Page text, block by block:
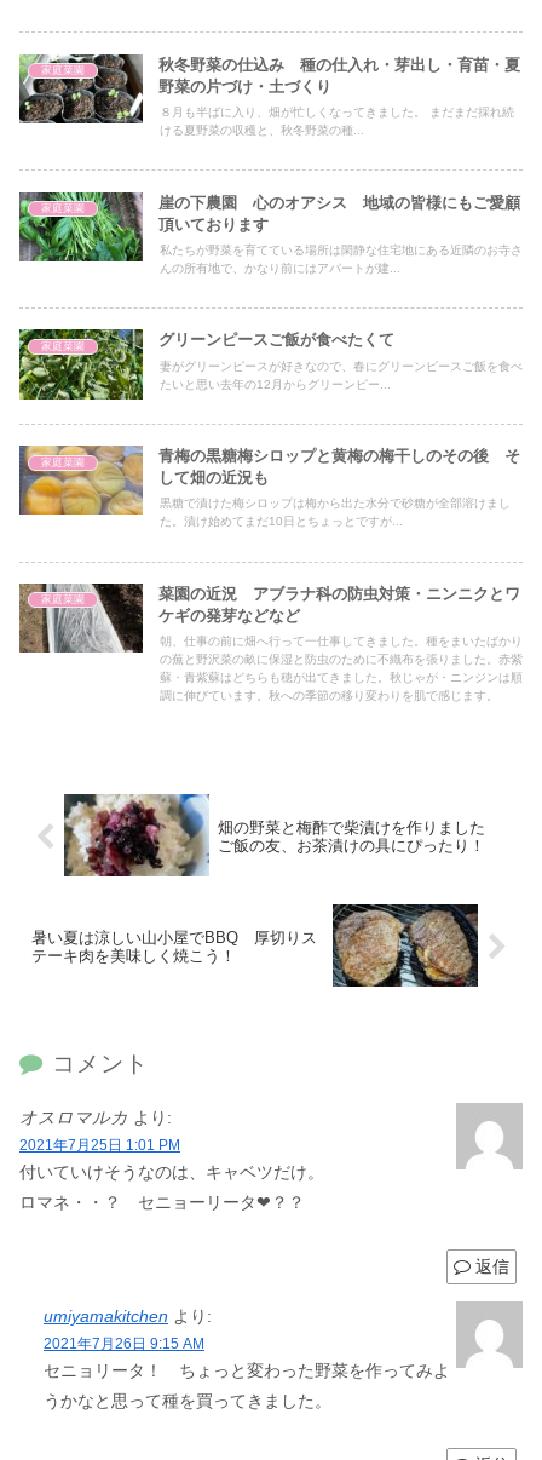
家庭菜園
秋冬野菜の仕込み 種の仕入れ・芽出し・育苗・夏
野菜の片づけ・土づくり
８月も半ばに入り、畑が忙しくなってきました。 まだまだ採れ続
ける夏野菜の収穫と、秋冬野菜の種...
家庭菜園
崖の下農園 心のオアシス 地域の皆様にもご愛顧
頂いております
私たちが野菜を育てている場所は閑静な住宅地にある近隣のお寺さ
んの所有地で、かなり前にはアパートが建...
家庭菜園 グリーンピースご飯が食べたくて
妻がグリーンピースが好きなので、春にグリーンピースご飯を食べ
たいと思い去年の12月からグリーンピー...
家庭菜園
青梅の黒糖梅シロップと黄梅の梅干しのその後 そ
して畑の近況も
黒糖で漬けた梅シロップは梅から出た水分で砂糖が全部溶けまし
た。漬け始めてまだ10日とちょっとですが...
家庭菜園
菜園の近況 アブラナ科の防虫対策・ニンニクとワ
ケギの発芽などなど
朝、仕事の前に畑へ行って一仕事してきました。種をまいたばかり
の蕪と野沢菜の畝に保湿と防虫のために不織布を張りました。赤紫
蘇・青紫蘇はどちらも穂が出てきました。秋じゃが・ニンジンは順
調に伸びています。秋への季節の移り変わりを肌で感じます。
畑の野菜と梅酢で柴漬けを作りました
ご飯の友、お茶漬けの具にぴったり！
暑い夏は涼しい山小屋でBBQ 厚切りス
テーキ肉を美味しく焼こう！
コメント
オスロマルカ より:
2021年7月25日 1:01 PM
付いていけそうなのは、キャベツだけ。
ロマネ・・？ セニョーリータ❤？？
返信
umiyamakitchen より:
2021年7月26日 9:15 AM
セニョリータ！ ちょっと変わった野菜を作ってみよ
うかなと思って種を買ってきました。